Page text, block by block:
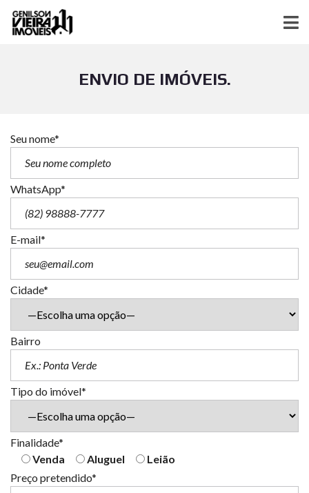
ENVIO DE IMÓVEIS.
Seu nome*
WhatsApp*
E-mail*
Cidade*
Bairro
Tipo do imóvel*
Finalidade*
Venda
Aluguel
Leião
Preço pretendido*